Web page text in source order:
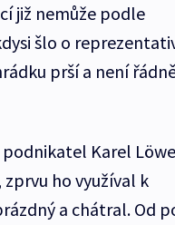
již nemůže podle
šlo o
prší a není
Karel
ho využíval k
a chátral. Od